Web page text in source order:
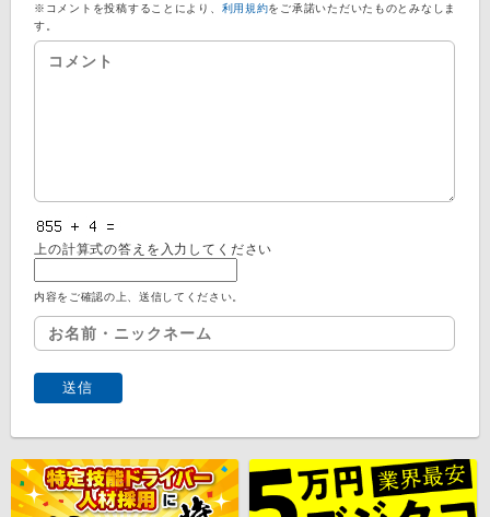
※コメントを投稿することにより、 利用規約をご承諾いただいたものとみなしま
す。
上の計算式の答えを入力してください
内容をご確認の上、送信してください。